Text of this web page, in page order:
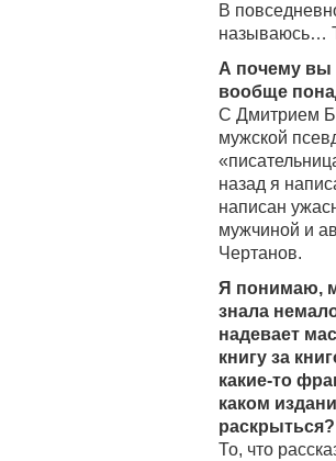
В
называюсь…
А почему вы
вообще
С Дмитрием
мужской
назад я
написан
мужчиной и
Чертанов.
Я понимаю,
знала
надевает
книгу за
какие-то
каком
раскрыться?
То, что